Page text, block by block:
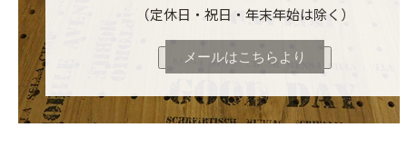
（定休日・祝日・年末年始は除く）
メールはこちらより